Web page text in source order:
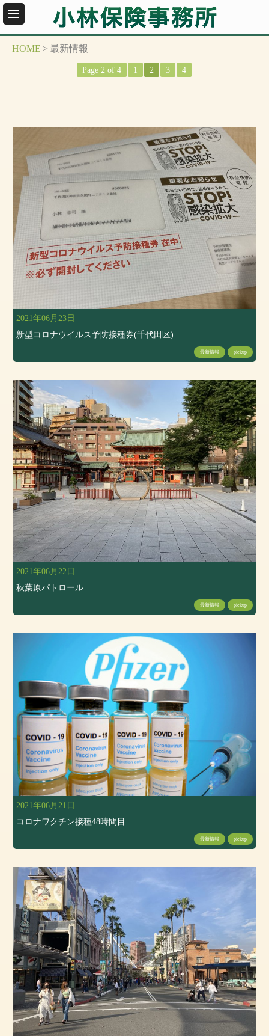
HOME > 最新情報
Page 2 of 4 1 2 3 4
2021年06月23日
新型コロナウイルス予防接種券(千代田区)
最新情報 pickup
2021年06月22日
秋葉原パトロール
最新情報 pickup
2021年06月21日
コロナワクチン接種48時間目
最新情報 pickup